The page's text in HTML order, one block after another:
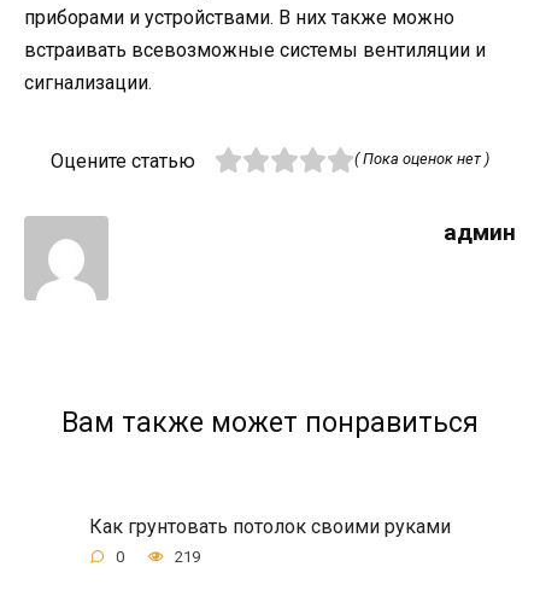
приборами и устройствами. В них также можно
встраивать всевозможные системы вентиляции и
сигнализации.
Оцените статью ( Пока оценок нет )
админ
Вам также может понравиться
Как грунтовать потолок своими руками
0 219